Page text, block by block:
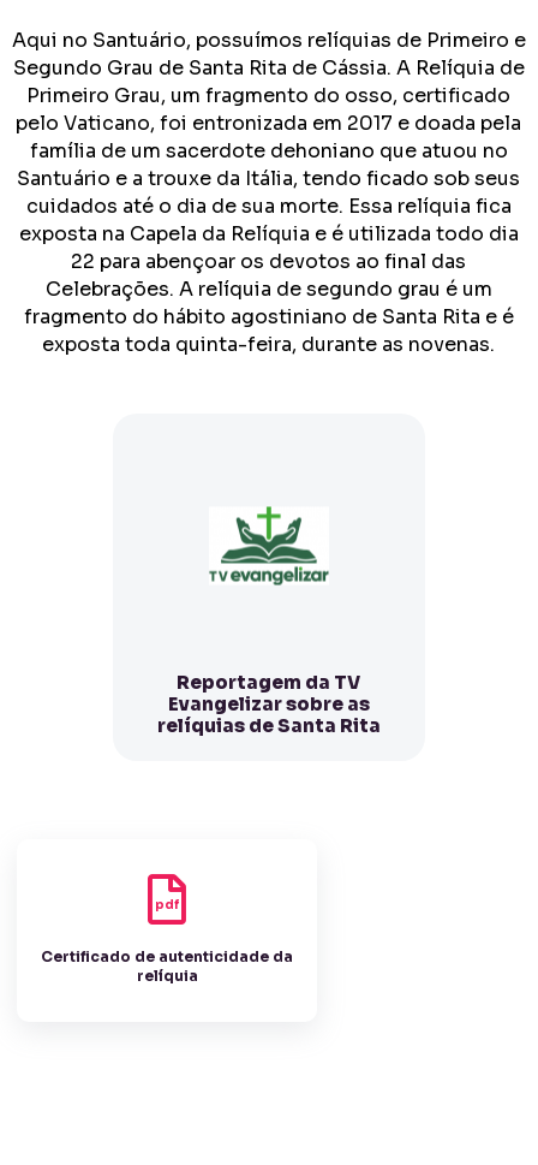
Aqui no Santuário, possuímos relíquias de Primeiro e
Segundo Grau de Santa Rita de Cássia. A Relíquia de
Primeiro Grau, um fragmento do osso, certificado
pelo Vaticano, foi entronizada em 2017 e doada pela
família de um sacerdote dehoniano que atuou no
Santuário e a trouxe da Itália, tendo ficado sob seus
cuidados até o dia de sua morte. Essa relíquia fica
exposta na Capela da Relíquia e é utilizada todo dia
22 para abençoar os devotos ao final das
Celebrações. A relíquia de segundo grau é um
fragmento do hábito agostiniano de Santa Rita e é
exposta toda quinta-feira, durante as novenas.
Reportagem da TV
Evangelizar sobre as
relíquias de Santa Rita
pdf
Certificado de autenticidade da
relíquia